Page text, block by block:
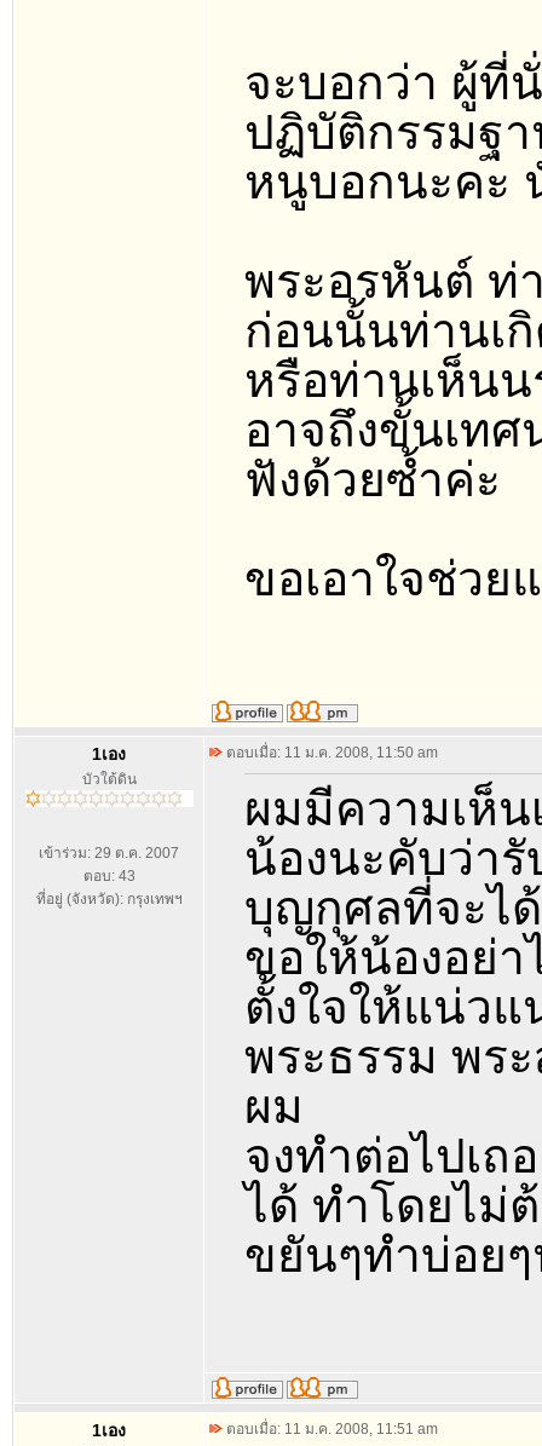
จะบอกว่า ผู้ที่
ปฏิบัติกรรมฐ
หนูบอกนะคะ
พระอรหันต์ ท่
ก่อนนั้นท่านเกิ
หรือท่านเห็น
อาจถึงขั้นเทศ
ฟังด้วยซ้ำค่ะ
ขอเอาใจช่วย
1เอง
บัวใต้ดิน
เข้าร่วม: 29 ต.ค. 2007
ตอบ: 43
ที่อยู่ (จังหวัด): กรุงเทพฯ
ตอบเมื่อ: 11 ม.ค. 2008, 11:50 am
ผมมีความเห็
น้องนะคับว่า
บุญกุศลที่จะไ
ขอให้น้องอย่า
ตั้งใจให้แน่ว
พระธรรม พร
ผม
จงทำต่อไปเถ
ได้ ทำโดยไม่
ขยันๆทำบ่อยๆ
1เอง ตอบเมื่อ: 11 ม.ค. 2008, 11:51 am